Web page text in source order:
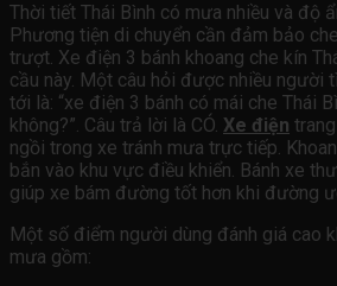
Thời tiết Thái Bình có mưa nhiều và độ
Phương tiện di chuyển cần đảm bảo
trượt. Xe điện 3 bánh khoang che kín
cầu này. Một câu hỏi được nhiều người
tới là: “xe điện 3 bánh có mái che Thái
không?”. Câu trả lời là CÓ. Xe điện
ngồi trong xe tránh mưa trực tiếp.
bắn vào khu vực điều khiển. Bánh xe
giúp xe bám đường tốt hơn khi đường
Một số điểm người dùng đánh giá cao
mưa gồm: